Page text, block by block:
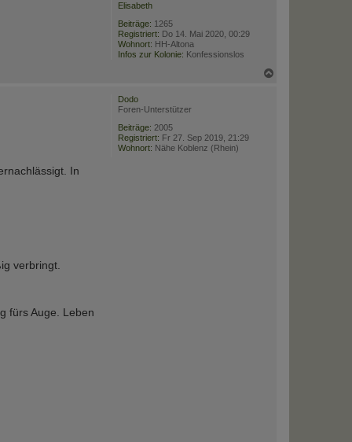
Elisabeth
Beiträge: 1265
Registriert: Do 14. Mai 2020, 00:29
Wohnort: HH-Altona
Infos zur Kolonie: Konfessionslos
Dodo
Foren-Unterstützer
Beiträge: 2005
Registriert: Fr 27. Sep 2019, 21:29
Wohnort: Nähe Koblenz (Rhein)
In
verbringt.
fürs Auge. Leben